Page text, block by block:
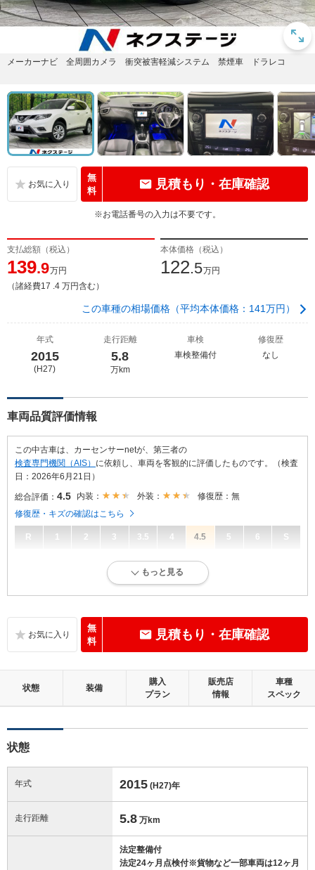
メーカーナビ 全周囲カメラ 衝突被害軽減システム 禁煙車 ドラレコ
無
料
見積もり・在庫確認
※お電話番号の入力は不要です。
支払総額（税込）
139.9万円
（諸経費17 .4 万円含む）
本体価格（税込）
122.5万円
この車種の相場価格（平均本体価格：141万円）
年式
2015
(H27)
走行距離
5.8
万km
車検
車検整備付
修復歴
なし
車両品質評価情報
この中古車は、カーセンサーnetが、第三者の
検査専門機関（AIS） に依頼し、車両を客観的に評価したものです。（検査
日：2026年6月21日）
総合評価： 4.5 内装： 外装：
修復歴：無
修復歴・キズの確認はこちら
R 1 2 3 3.5 4 4.5 5 6 S
内外装に目立たない軽微なキズ、ヘコミが少し認められますが、良好な
目立たない軽微なダメージはありますが、良好な状態です。
外装：
キズ、ヘコミなどが少なく、あっても目立たない、良好な状態です。
もっと見る
無
料
見積もり・在庫確認
状態 装備
購入
プラン
販売店
情報
車種
スペック
状態
年式 2015 (H27)年
走行距離 5.8 万km
法定整備付
法定24ヶ月点検付※貨物など一部車両は12ヶ月